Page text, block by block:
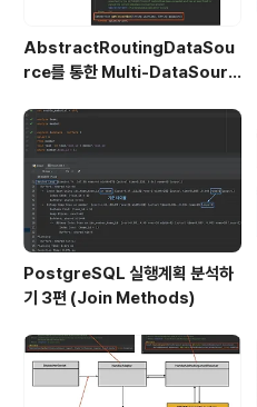
AbstractRoutingDataSou
rce를 통한 Multi-DataSourc
PostgreSQL 실행계획 분석하
기 3편 (Join Methods)